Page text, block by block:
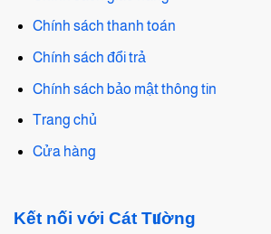
Chính sách thanh toán
Chính sách đổi trả
Chính sách bảo mật thông tin
Trang chủ
Cửa hàng
Kết nối với Cát Tường